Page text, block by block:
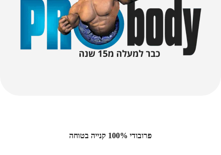
פרובודי 100% קנייה בטוחה